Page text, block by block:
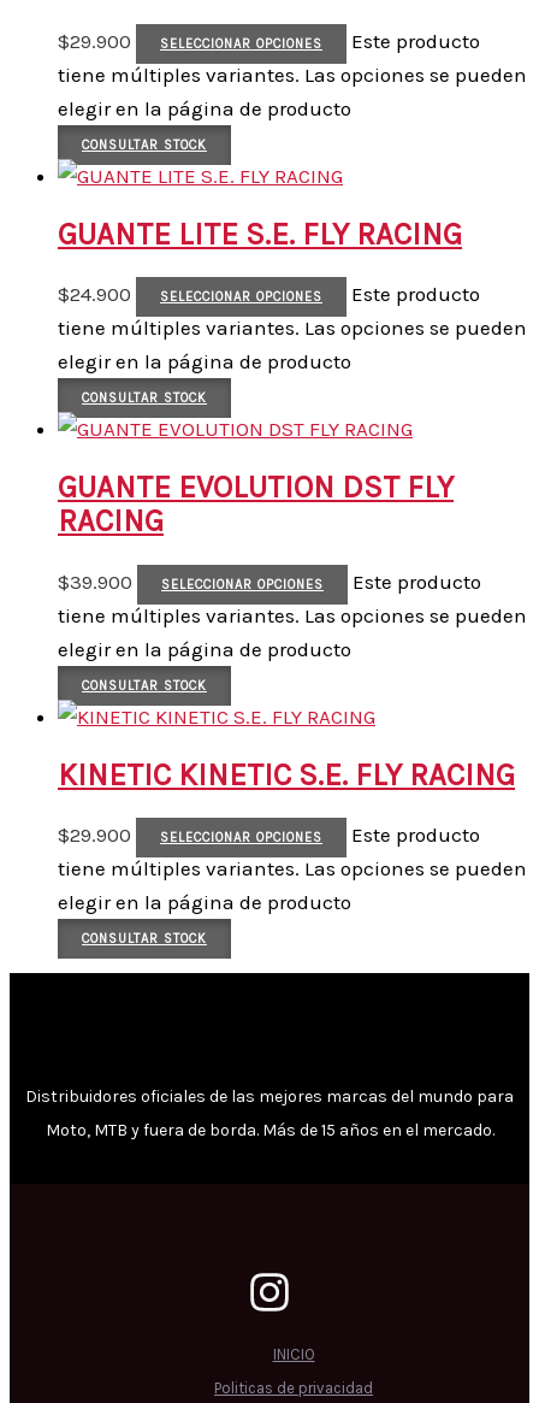
$29.900 SELECCIONAR OPCIONES
Este producto
tiene múltiples variantes. Las opciones se pueden
elegir en la página de producto
CONSULTAR STOCK
GUANTE LITE S.E. FLY RACING
$24.900 SELECCIONAR OPCIONES
Este producto
tiene múltiples variantes. Las opciones se pueden
elegir en la página de producto
CONSULTAR STOCK
GUANTE EVOLUTION DST FLY
RACING
$39.900 SELECCIONAR OPCIONES
Este producto
tiene múltiples variantes. Las opciones se pueden
elegir en la página de producto
CONSULTAR STOCK
KINETIC KINETIC S.E. FLY RACING
$29.900 SELECCIONAR OPCIONES
Este producto
tiene múltiples variantes. Las opciones se pueden
elegir en la página de producto
CONSULTAR STOCK
Distribuidores oficiales de las mejores marcas del mundo para
Moto, MTB y fuera de borda. Más de 15 años en el mercado.
INICIO
Politicas de privacidad